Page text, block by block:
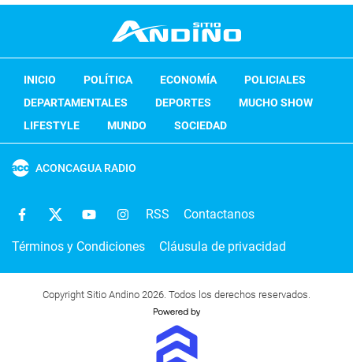
INICIO POLÍTICA ECONOMÍA
POLICIALES
DEPARTAMENTALES
DEPORTES
MUCHO SHOW
LIFESTYLE
MUNDO SOCIEDAD
ACONCAGUA RADIO
RSS Contactanos
Términos y Condiciones Cláusula de privacidad
Copyright Sitio Andino 2026. Todos los derechos reservados.